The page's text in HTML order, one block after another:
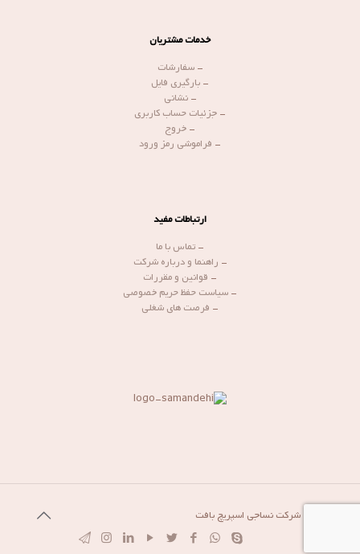
خدمات مشتریان
-سفارشات
- بارگیری فایل
-نشانی
- جزئیات حساب کاربری
- خروج
- فراموشی رمز ورود
ارتباطات مفید
- تماس با ما
- راهنما و درباره شرکت
- قوانین و مقررات
- سیاست حفظ حریم خصوصی
- فرصت های شغلی